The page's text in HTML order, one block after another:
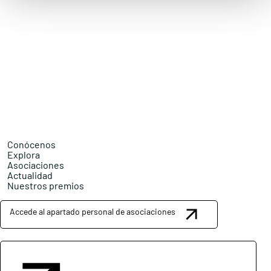
Conócenos
Explora
Asociaciones
Actualidad
Nuestros premios
Accede al apartado personal de asociaciones